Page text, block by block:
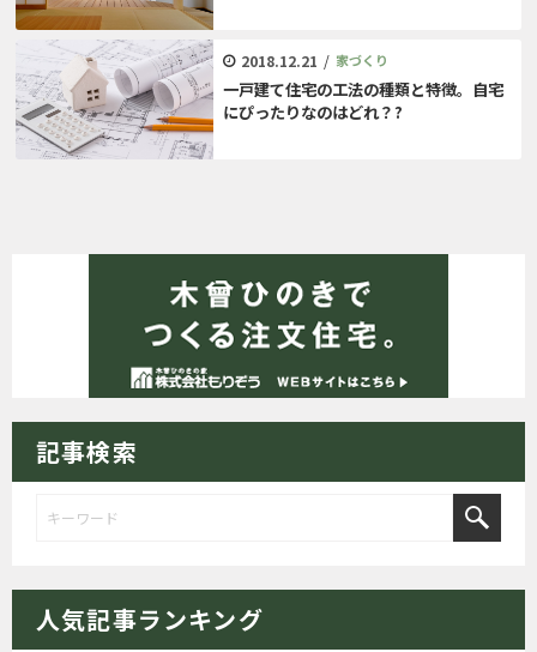
2018.12.21 / 家づくり
一戸建て住宅の工法の種類と特徴。自宅
にぴったりなのはどれ？?
記事検索
人気記事ランキング